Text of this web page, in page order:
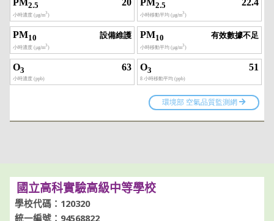
國立高科實驗高級中等學校
學校代碼：120320
統一編號：94568822